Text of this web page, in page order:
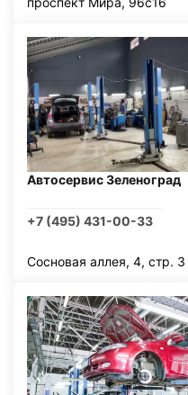
Автосервис Зеленоград
+7 (495) 431-00-33
Сосновая аллея, 4, стр. 3